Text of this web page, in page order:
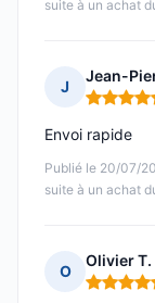
suite à un achat
J
Jean-
Note : 5
Publié le 20/07/
suite à un achat
Envoi rapide
O
Olivier T.
Note : 5